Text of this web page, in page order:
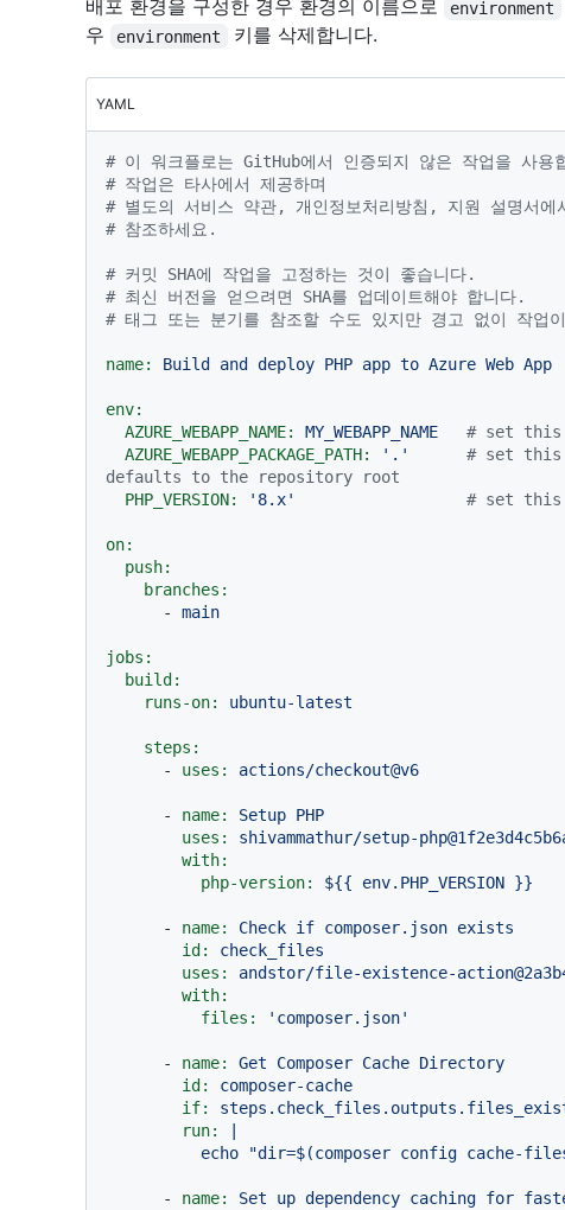
배포 환경을 구성한 경우 환경의 이름으로
environment
우
environment 키를 삭제합니다.
YAML
# 이 워크플로는 GitHub에서 인증되지 않은 작업을 사용
# 작업은 타사에서 제공하며
# 별도의 서비스 약관, 개인정보처리방침, 지원 설명서에
# 참조하세요.
# 커밋 SHA에 작업을 고정하는 것이 좋습니다.
# 최신 버전을 얻으려면 SHA를 업데이트해야 합니다.
# 태그 또는 분기를 참조할 수도 있지만 경고 없이 작업
name: Build and deploy PHP app to Azure Web App
env:
AZURE_WEBAPP_NAME:
MY_WEBAPP_NAME
# set this
AZURE_WEBAPP_PACKAGE_PATH:
'.'
# set this
defaults to the repository root
PHP_VERSION:
'8.x' # set this
on:
push:
branches:
-
main
jobs:
build:
runs-on:
ubuntu-latest
steps:
-
uses: actions/checkout@v6
- name: Setup PHP
uses:
shivammathur/setup-
with:
php-version:
${{ env.PHP_VERSION }}
- name: Check if composer.json exists
id:
check_files
uses:
andstor/file-existence-
with:
files:
'composer.json'
- name: Get Composer Cache Directory
id:
composer-cache
if:
run:
- name: Set up dependency caching for